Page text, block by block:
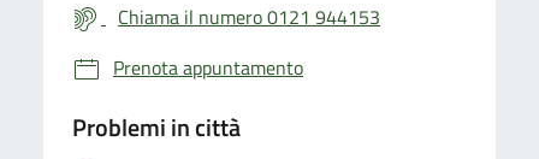
Chiama il numero 0121 944153
Prenota appuntamento
Problemi in città